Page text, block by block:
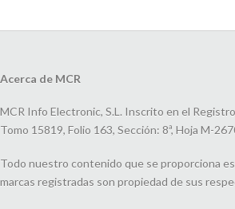
Acerca de MCR
MCR Info Electronic, S.L. Inscrito en el
Tomo 15819, Folio 163, Sección: 8ª, Hoja M-
Todo nuestro contenido que se proporciona
marcas registradas son propiedad de sus